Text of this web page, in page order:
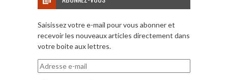
Saisissez votre e-mail pour vous abonner et
recevoir les nouveaux articles directement dans
votre boite aux lettres.
Adresse
e-